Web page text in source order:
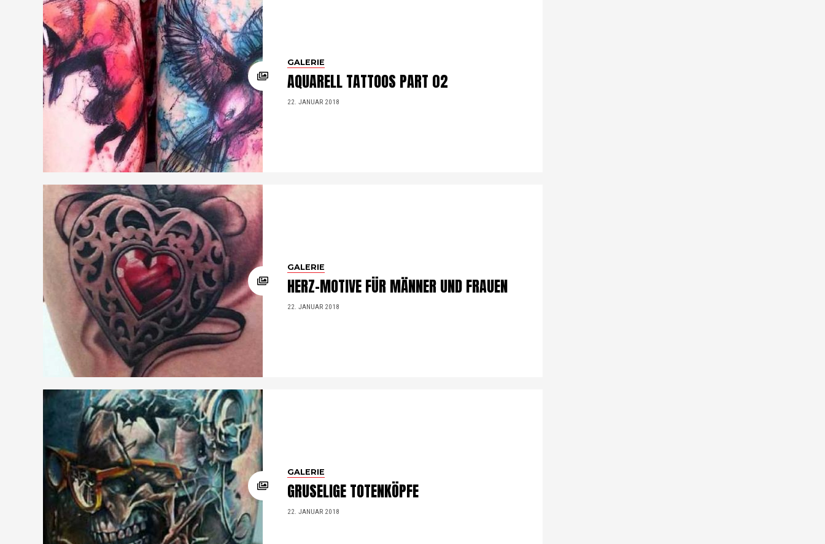
GALERIE
AQUARELL TATTOOS PART 02
22. JANUAR 2018
GALERIE
HERZ-MOTIVE FÜR MÄNNER UND FRAUEN
22. JANUAR 2018
GALERIE
GRUSELIGE TOTENKÖPFE
22. JANUAR 2018